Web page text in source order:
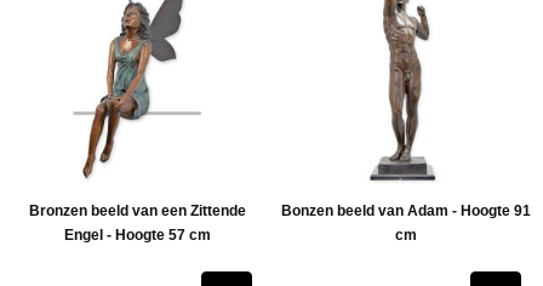
Bronzen beeld van een Zittende
Engel - Hoogte 57 cm
Bonzen beeld van Adam - Hoogte 91
cm